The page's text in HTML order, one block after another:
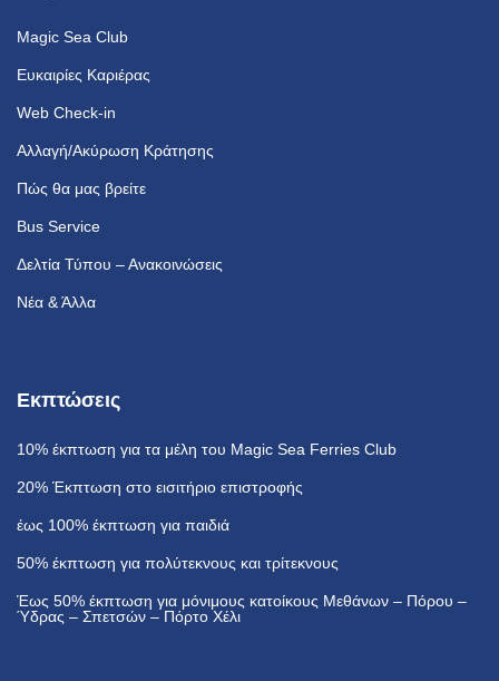
Magic Sea Club
Ευκαιρίες Καριέρας
Web Check-in
Αλλαγή/Ακύρωση Κράτησης
Πώς θα μας βρείτε
Bus Service
Δελτία Τύπου – Ανακοινώσεις
Νέα & Άλλα
Εκπτώσεις
10% έκπτωση για τα μέλη του Magic Sea Ferries Club
20% Έκπτωση στο εισιτήριο επιστροφής
έως 100% έκπτωση για παιδιά
50% έκπτωση για πολύτεκνους και τρίτεκνους
Έως 50% έκπτωση για μόνιμους κατοίκους Μεθάνων – Πόρου –
Ύδρας – Σπετσών – Πόρτο Χέλι